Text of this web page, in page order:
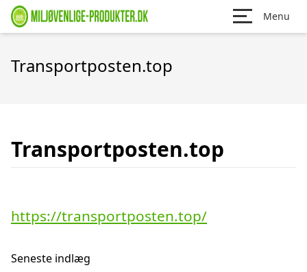
Menu
Transportposten.top
Transportposten.top
https://transportposten.top/
Seneste indlæg